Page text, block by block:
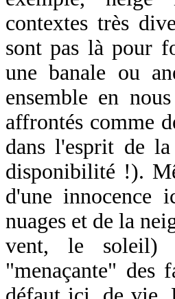
contextes très
sont pas là pour
une banale ou
ensemble en
affrontés comme
dans l'esprit de
disponibilité !).
d'une innocence
nuages et de la
vent, le soleil)
"menaçante" des